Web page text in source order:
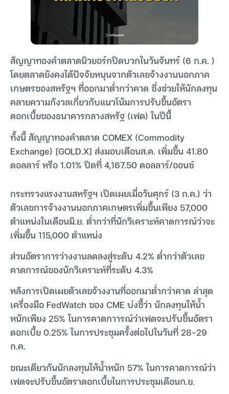
สัญญาทองคำตลาดนิวยอร์กปิดบวกในวันจันทร์ (6 ก.ค. )
โดยตลาดยังคงได้ปัจจัยหนุนจากตัวเลขจ้างงานนอกภาค
เกษตรของสหรัฐฯ ที่ออกมาต่ำกว่าคาด ซึ่งช่วยให้นักลงทุน
คลายความกังวลเกี่ยวกับแนวโน้มการปรับขึ้นอัตรา
ดอกเบี้ยของธนาคารกลางสหรัฐ (เฟด) ในปีนี้
ทั้งนี้ สัญญาทองคำตลาด COMEX (Commodity
Exchange) [GOLD.X] ส่งมอบเดือนส.ค. เพิ่มขึ้น 41.80
ดอลลาร์ หรือ 1.01% ปิดที่ 4,167.50 ดอลลาร์/ออนซ์
กระทรวงแรงงานสหรัฐฯ เปิดเผยเมื่อวันศุกร์ (3 ก.ค.) ว่า
ตัวเลขการจ้างงานนอกภาคเกษตรเพิ่มขึ้นเพียง 57,000
ตำแหน่งในเดือนมิ.ย. ต่ำกว่าที่นักวิเคราะห์คาดการณ์ว่าจะ
เพิ่มขึ้น 115,000 ตำแหน่ง
ส่วนอัตราการว่างงานลดลงสู่ระดับ 4.2% ต่ำกว่าตัวเลข
คาดการณ์ของนักวิเคราะห์ที่ระดับ 4.3%
หลังการเปิดเผยตัวเลขจ้างงานที่ออกมาต่ำกว่าคาด ล่าสุด
เครื่องมือ FedWatch ของ CME บ่งชี้ว่า นักลงทุนให้น้ำ
หนักเพียง 25% ในการคาดกาารณ์ว่าเฟดจะปรับขึ้นอัตรา
ดอกเบี้ย 0.25% ในการประชุมครั้งต่อไปในวันที่ 28-29
ก.ค.
ขณะเดียวกันนักลงทุนให้น้ำหนัก 57% ในการคาดการณ์ว่า
เฟดจะปรับขึ้นอัตราดอกเบี้ยในการประชุมเดือนก.ย.